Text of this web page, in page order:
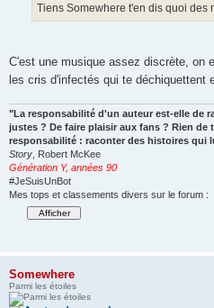
Tiens Somewhere t'en dis quoi des
C'est une musique assez discrète, on
les cris d'infectés qui te déchiquettent
"La responsabilité d'un auteur est-elle de
justes ? De faire plaisir aux fans ? Rien
responsabilité : raconter des histoires qui
Story , Robert McKee
Génération Y, années 90
#JeSuisUnBot
Mes tops et classements divers sur le forum :
Somewhere
Parmi les étoiles